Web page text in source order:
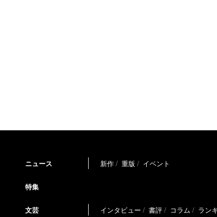
ニュース 新作 重版 イベント
特集
文芸 インタビュー 書評 コラム ラン